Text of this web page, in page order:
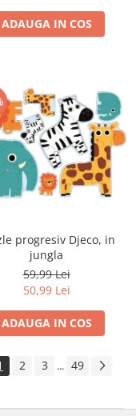
ADAUGA IN COS
progresiv Djeco, in
jungla
59,99 Lei
50,99 Lei
ADAUGA IN COS
2 3 ... 49